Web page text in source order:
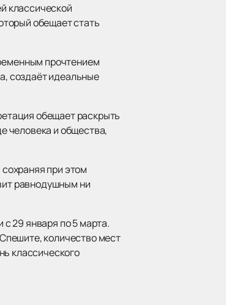
классической
обещает стать
прочтением
создаёт идеальные
обещает раскрыть
человека и общества,
при этом
равнодушным ни
29 января по 5 марта.
количество мест
классического